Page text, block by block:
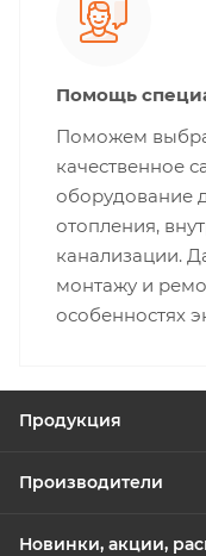
Помощь
Поможем
качественное
оборудование
отопления,
канализации.
монтажу и
особенностях
Продукция
Производители
Новинки, акции,